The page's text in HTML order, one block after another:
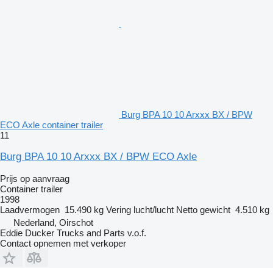
Burg BPA 10 10 Arxxx BX / BPW
ECO Axle container trailer
11
Burg BPA 10 10 Arxxx BX / BPW ECO Axle
Prijs op aanvraag
Container trailer
1998
Laadvermogen 15.490 kg Vering lucht/lucht Netto gewicht 4.510 kg
Nederland, Oirschot
Eddie Ducker Trucks and Parts v.o.f.
Contact opnemen met verkoper